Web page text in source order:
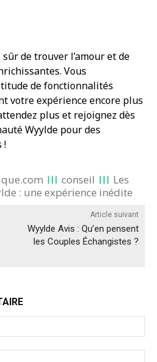
sûr de trouver l’amour et de
Vous
de fonctionnalités
votre expérience encore plus
plus et rejoignez dès
Wyylde pour des
!
conseil
Les
: une expérience inédite
Article suivant
Wyylde Avis : Qu’en pensent
les Couples Échangistes ?
:*